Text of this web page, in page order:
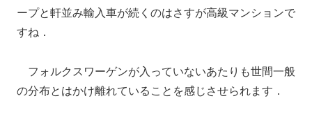
ープと軒並み輸入車が続くのはさすが高級マンションで
すね．
フォルクスワーゲンが入っていないあたりも世間一般
の分布とはかけ離れていることを感じさせられます．